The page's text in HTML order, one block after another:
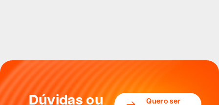
Dúvidas ou Quero ser